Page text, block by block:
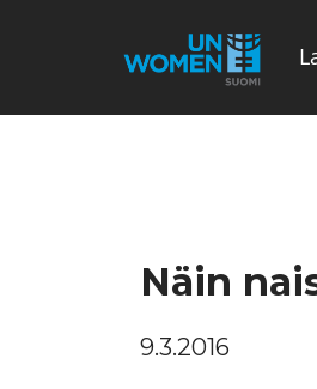
Näin
9.3.2016